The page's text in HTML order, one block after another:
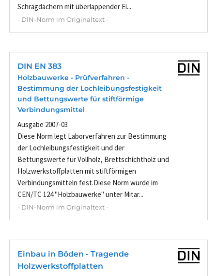
Schrägdächern mit überlappender Ei...
- DIN-Norm im Originaltext -
DIN EN 383
Holzbauwerke - Prüfverfahren -
Bestimmung der Lochleibungsfestigkeit
und Bettungswerte für stiftförmige
Verbindungsmittel
Ausgabe 2007-03
Diese Norm legt Laborverfahren zur Bestimmung
der Lochleibungsfestigkeit und der
Bettungswerte für Vollholz, Brettschichtholz und
Holzwerkstoffplatten mit stiftförmigen
Verbindungsmitteln fest.Diese Norm wurde im
CEN/TC 124 "Holzbauwerke" unter Mitar...
- DIN-Norm im Originaltext -
Einbau in Böden - Tragende
Holzwerkstoffplatten